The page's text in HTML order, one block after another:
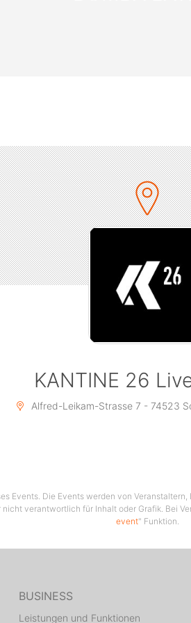
KANTINE 26
Alfred-Leikam-Strasse 7 - 74523
Events. Die Events werden von
verantwortlich für Inhalt oder Grafik. Bei
event" Funktion.
BUSINESS
Leistungen und Funktionen